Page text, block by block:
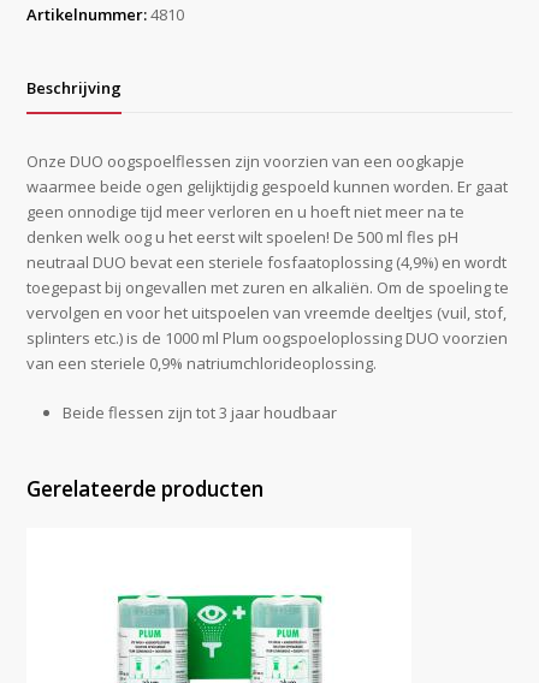
1
wandbox
Artikelnummer:4810
Beschrijving
Onze DUO oogspoelflessen zijn voorzien van een oogkapje
waarmee beide ogen gelijktijdig gespoeld kunnen worden. Er gaat
geen onnodige tijd meer verloren en u hoeft niet meer na te
denken welk oog u het eerst wilt spoelen! De 500 ml fles pH
neutraal DUO bevat een steriele fosfaatoplossing (4,9%) en wordt
toegepast bij ongevallen met zuren en alkaliën. Om de spoeling te
vervolgen en voor het uitspoelen van vreemde deeltjes (vuil, stof,
splinters etc.) is de 1000 ml Plum oogspoeloplossing DUO voorzien
van een steriele 0,9% natriumchlorideoplossing.
Beide flessen zijn tot 3 jaar houdbaar
Gerelateerde producten